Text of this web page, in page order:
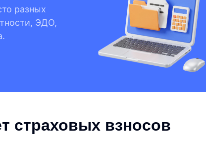
разных
ЭДО,
страховых взносов